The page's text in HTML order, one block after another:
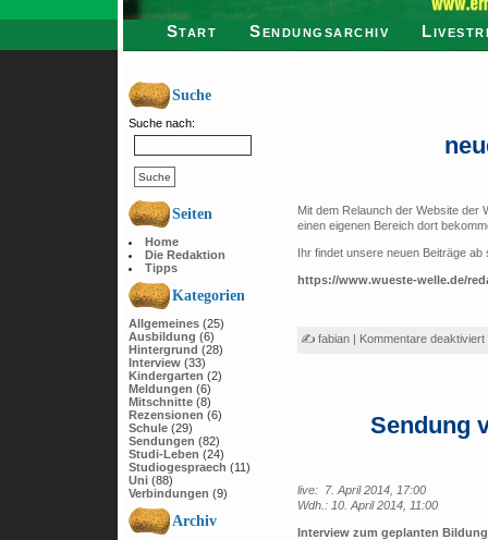
Start Sendungsarchiv
Suche
Suche nach:
Seiten
Home
Die Redaktion
Tipps
Kategorien
Allgemeines(25)
Ausbildung (6)
Hintergrund (28)
Interview(33)
Kindergarten (2)
Meldungen (6)
Mitschnitte(8)
Rezensionen (6)
Schule(29)
Sendungen (82)
Studi-Leben (24)
Studiogespraech (11)
Uni(88)
Verbindungen (9)
Archiv
Mit dem Relaunch der Website der
einen eigenen Bereich dort
Ihr findet unsere neuen Beiträge ab
https://www.wueste-welle.de/
✍ fabian | Kommentare deaktiviert
Sendung
live: 7. April 2014, 17:00
Wdh.: 10. April 2014, 11:00
Interview zum geplanten